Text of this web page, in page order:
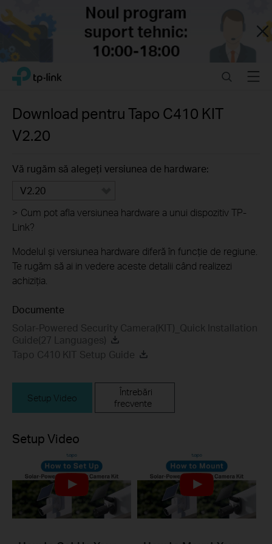
Close
Click
navigation
TP-Link, Reliably Smart SearchMenu
Download pentruTapo C410 KIT
V2.20
Vă rugăm să alegeți versiunea de hardware:
V2.20
> Cum pot afla versiunea hardware a unui dispozitiv TP-
Link?
Modelul și versiunea hardware diferă în funcție de regiune.
Te rugăm să ai in vedere aceste detalii când realizezi
achiziția.
Documente
Solar-Powered Security Camera(KIT)_Quick Installation
Guide(27 Languages)
Tapo C410 KIT Setup Guide
Setup Video
Întrebări
frecvente
Setup Video